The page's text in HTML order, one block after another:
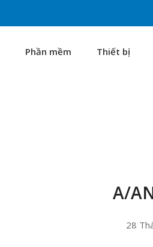
Phần mềm Thiết bị
A/
28